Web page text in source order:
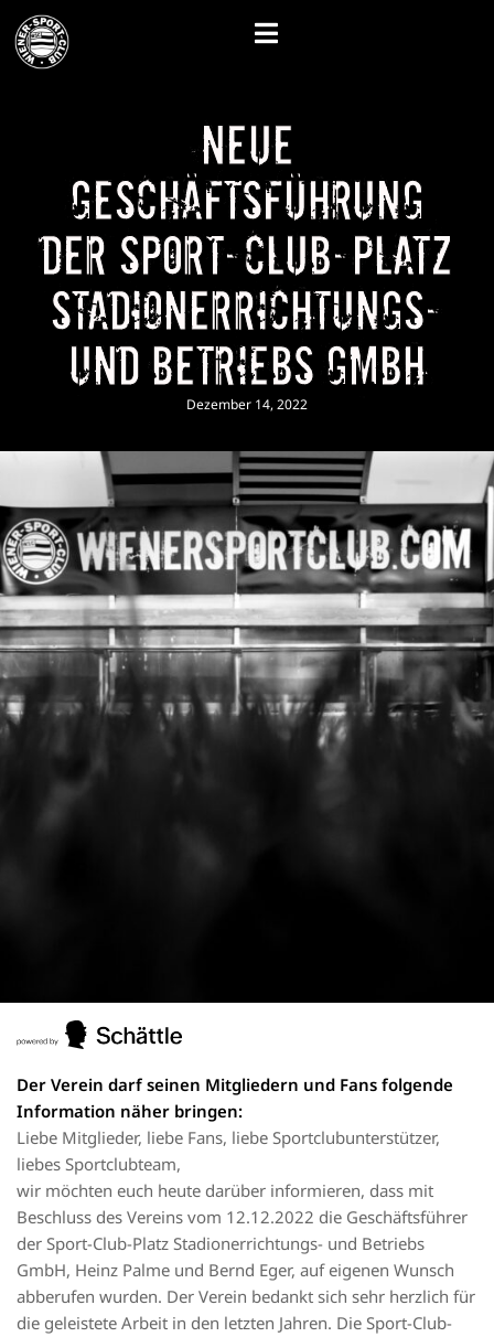
Neue
Geschäftsführung
der Sport-Club-Platz
Stadionerrichtungs-
und Betriebs GmbH
Dezember 14, 2022
Der Verein darf seinen Mitgliedern und Fans folgende
Information näher bringen:
Liebe Mitglieder, liebe Fans, liebe Sportclubunterstützer,
liebes Sportclubteam,
wir möchten euch heute darüber informieren, dass mit
Beschluss des Vereins vom 12.12.2022 die Geschäftsführer
der Sport-Club-Platz Stadionerrichtungs- und Betriebs
GmbH, Heinz Palme und Bernd Eger, auf eigenen Wunsch
abberufen wurden. Der Verein bedankt sich sehr herzlich für
die geleistete Arbeit in den letzten Jahren. Die Sport-Club-